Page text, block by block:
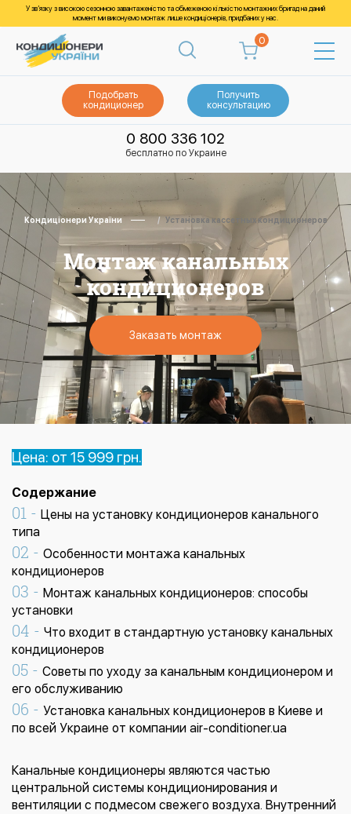
У зв’язку з високою сезонною завантаженістю та обмеженою кількістю монтажних бригад на даний
момент ми виконуємо монтаж лише кондиціонерів, придбаних у нас.
0
Подобрать
кондиционер
Получить
консультацию
0 800 336 102
бесплатно по Украине
Кондиціонери України Установка кассетных кондиционеров
Монтаж канальных
кондиционеров
Заказать монтаж
Цена: от 15 999 грн.
Содержание
Цены на установку кондиционеров канального
типа
Особенности монтажа канальных
кондиционеров
Монтаж канальных кондиционеров: способы
установки
Что входит в стандартную установку канальных
кондиционеров
Советы по уходу за канальным кондиционером и
его обслуживанию
Установка канальных кондиционеров в Киеве и
по всей Украине от компании air-conditioner.ua
Канальные кондиционеры являются частью
центральной системы кондиционирования и
вентиляции с подмесом свежего воздуха. Внутренний